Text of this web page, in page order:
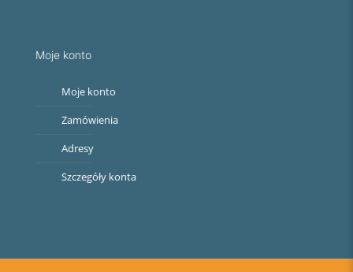
Moje konto
Moje konto
Zamówienia
Adresy
Szczegóły konta